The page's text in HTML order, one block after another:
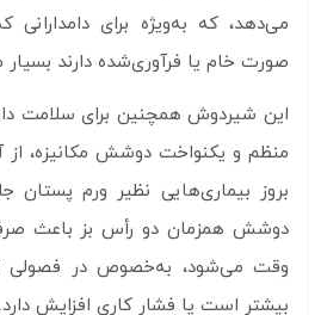
می‌دهد، که به‌ویژه برای
صورت خام یا فرآوری‌شده دارند
این شیردوش همچنین برای سلامت
منظم و یکنواخت دوشش مکانیزه،
بروز بیماری‌هایی نظیر ورم پستان
دوشش همزمان دو رأس بز باعث
وقت می‌شود، به‌خصوص در فصولی
بیشتر است یا فشار کاری افزایش دارد.